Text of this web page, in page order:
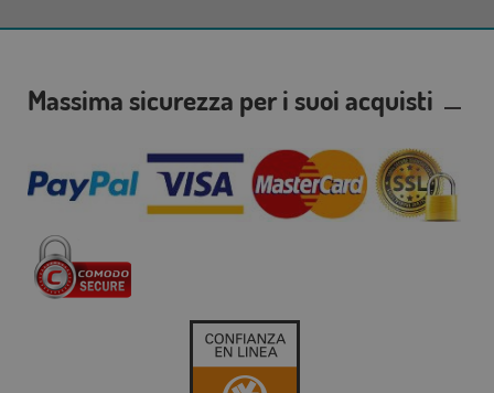
Massima sicurezza per i suoi acquisti